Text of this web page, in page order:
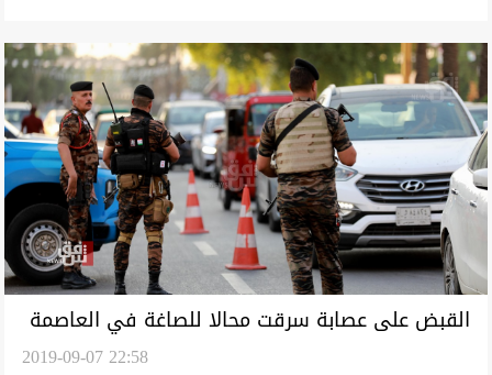
القبض على عصابة سرقت محالا للصاغة في العاصمة
2019-09-07 22:58